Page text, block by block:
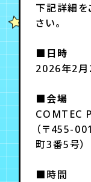
会
下記詳細を
さい。
■日時
2026年2月2
■会場
COMTEC
（〒455-
町3番5号）
■時間